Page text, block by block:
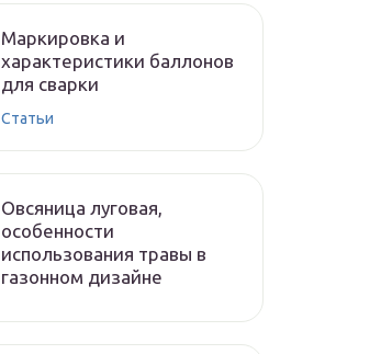
Маркировка и
характеристики баллонов
для сварки
Статьи
Овсяница луговая,
особенности
использования травы в
газонном дизайне